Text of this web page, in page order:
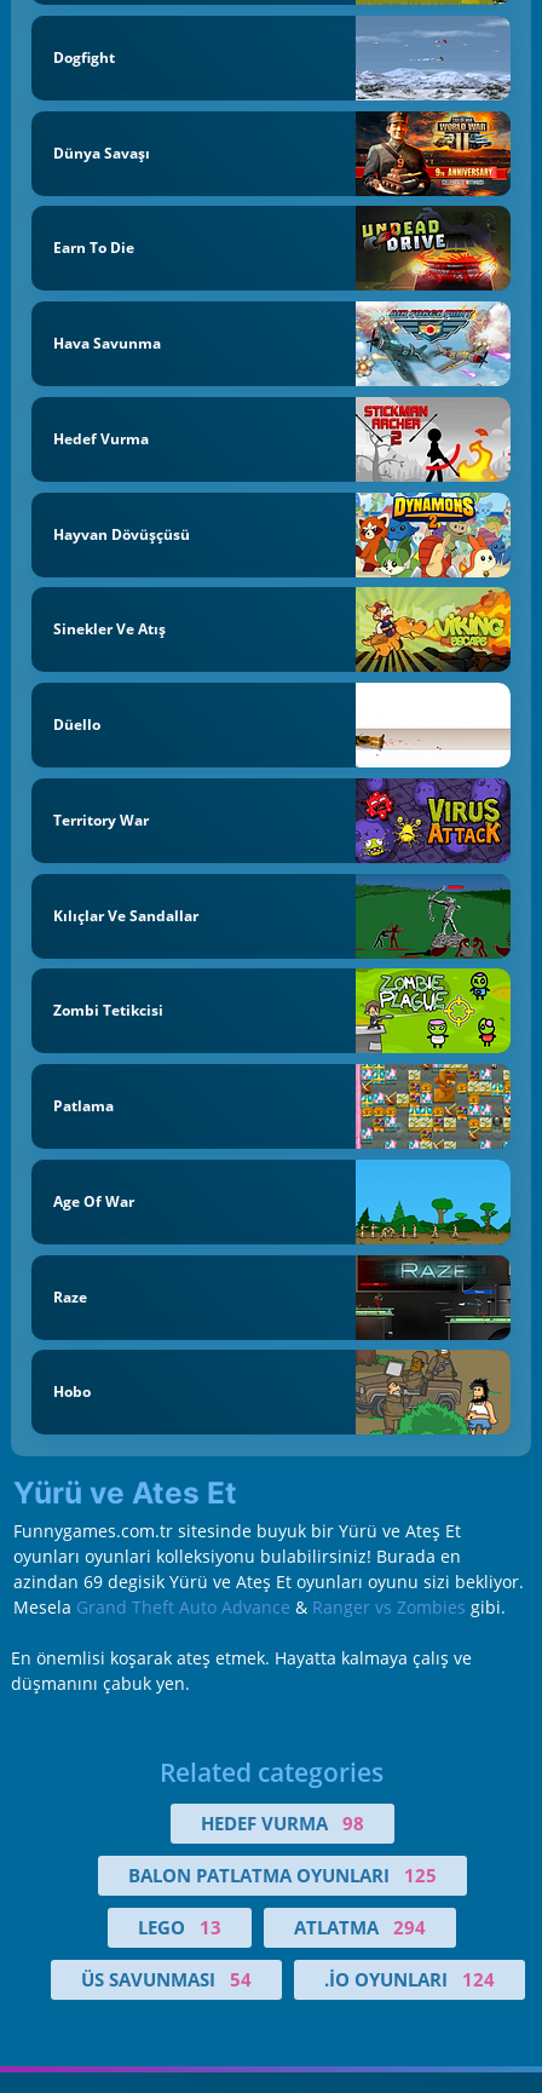
Dogfight
Dünya Savaşı
Earn To Die
Hava Savunma
Hedef Vurma
Hayvan Dövüşçüsü
Sinekler Ve Atış
Düello
Territory War
Kılıçlar Ve Sandallar
Zombi Tetikcisi
Patlama
Age Of War
Raze
Hobo
Yürü ve Ates Et
Funnygames.com.tr sitesinde buyuk bir Yürü ve Ateş Et
oyunları oyunlari kolleksiyonu bulabilirsiniz! Burada en
azindan 69 degisik Yürü ve Ateş Et oyunları oyunu sizi bekliyor.
Mesela Grand Theft Auto Advance & Ranger vs Zombies gibi.
En önemlisi koşarak ateş etmek. Hayatta kalmaya çalış ve
düşmanını çabuk yen.
Related categories
HEDEF VURMA 98
BALON PATLATMA OYUNLARI 125
LEGO 13 ATLATMA 294
ÜS SAVUNMASI 54 .IO OYUNLARI 124